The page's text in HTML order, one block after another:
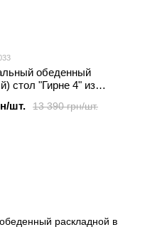
обеденный
стол "Гирне 4" из
мм Орех
13 390 грн/шт.
шт.